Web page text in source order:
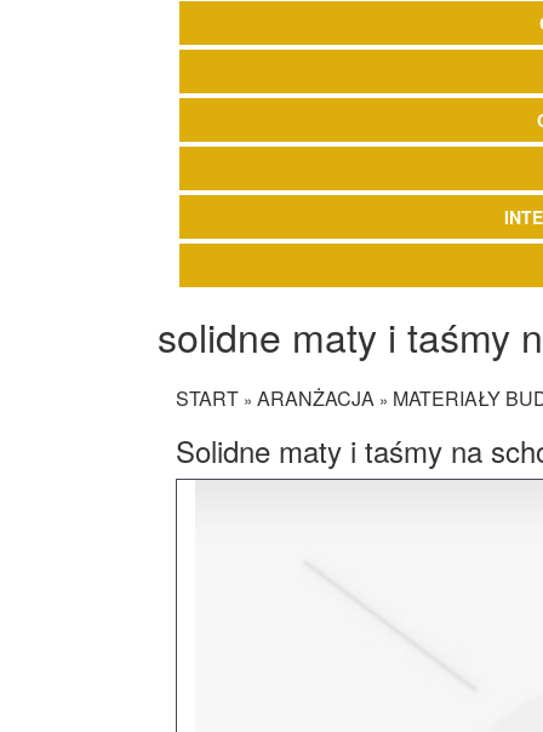
solidne maty i taśmy
START » ARANŻACJA » MATERIAŁY
Solidne maty i taśmy na